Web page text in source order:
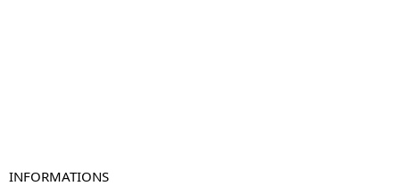
INFORMATIONS